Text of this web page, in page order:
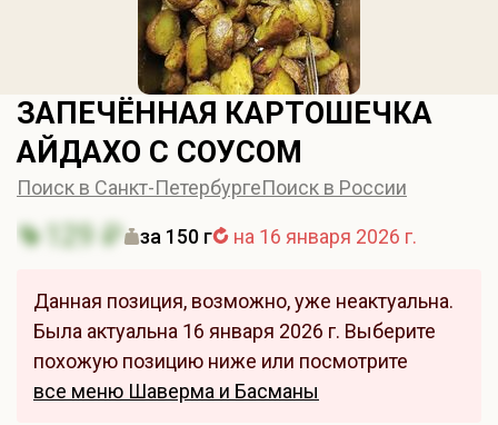
ЗАПЕЧЁННАЯ КАРТОШЕЧКА
АЙДАХО С СОУСОМ
Поиск в Санкт-ПетербургеПоиск в России
129 ₽ за 150 г на 16 января 2026 г.
Данная позиция, возможно, уже неактуальна.
Была актуальна 16 января 2026 г. Выберите
похожую позицию ниже или посмотрите
все меню Шаверма и Басманы